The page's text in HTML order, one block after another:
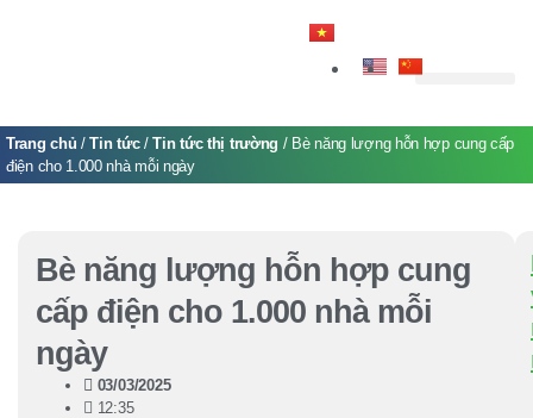
Trang chủ /Tin tức/Tin tức thị trường / Bè năng lượng hỗn hợp cung cấp
điện cho 1.000 nhà mỗi ngày
Bè năng lượng hỗn hợp cung
cấp điện cho 1.000 nhà mỗi
ngày
03/03/2025
12:35